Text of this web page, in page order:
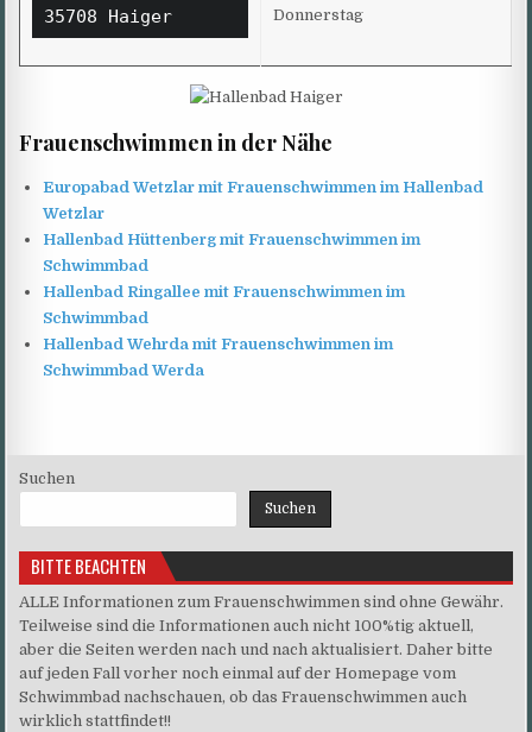
35708 Haiger
Donnerstag
Frauenschwimmen in der Nähe
Europabad Wetzlar mit Frauenschwimmen im Hallenbad
Wetzlar
Hallenbad Hüttenberg mit Frauenschwimmen im
Schwimmbad
Hallenbad Ringallee mit Frauenschwimmen im
Schwimmbad
Hallenbad Wehrda mit Frauenschwimmen im
Schwimmbad Werda
Suchen
Suchen
BITTE BEACHTEN
ALLE Informationen zum Frauenschwimmen sind ohne Gewähr.
Teilweise sind die Informationen auch nicht 100%tig aktuell,
aber die Seiten werden nach und nach aktualisiert. Daher bitte
auf jeden Fall vorher noch einmal auf der Homepage vom
Schwimmbad nachschauen, ob das Frauenschwimmen auch
wirklich stattfindet!!